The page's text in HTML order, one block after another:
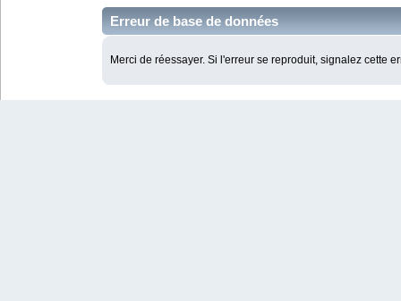
Erreur de base de données
Merci de réessayer. Si l'erreur se reproduit, signalez cette